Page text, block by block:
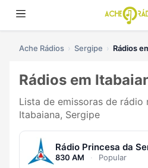
Ache Rádios Sergipe Rádios
Rádios em
Lista de emissoras de rádio
Itabaiana, Sergipe
Rádio Princesa da
830 AM · Popular